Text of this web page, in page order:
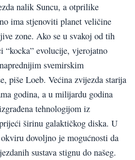
nalik Suncu, a otprilike
ima stjenoviti planet veličine
zone. Ako se u svakoj od tih
“kocka” evolucije, vjerojatno
svemirskim
piše Loeb. Većina zvijezda starija
godina, a u milijardu godina
tehnologijom iz
širinu galaktičkog diska. U
dovoljno je mogućnosti da
sustava stignu do našeg.